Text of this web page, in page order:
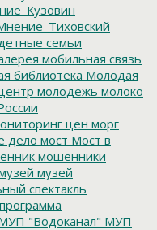
семьи
мобильная связь
библиотека Молодая
молодежь молоко
цен морг
дело мост Мост в
мошенники
музей
спектакль
"Водоканал" МУП